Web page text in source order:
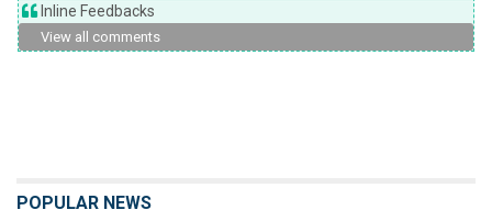
Inline Feedbacks
View all comments
POPULAR NEWS